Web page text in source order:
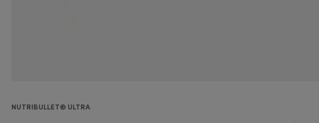
NUTRIBULLET® ULTRA